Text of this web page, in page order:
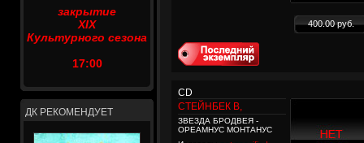
закрытие
XIX
Культурного сезона
17:00
ДК РЕКОМЕНДУЕТ
400.00 руб.
CD
СТЕЙНБЕК В,
ЗВЕЗДА БРОДВЕЯ -
ОРЕАМНУС МОНТАНУС